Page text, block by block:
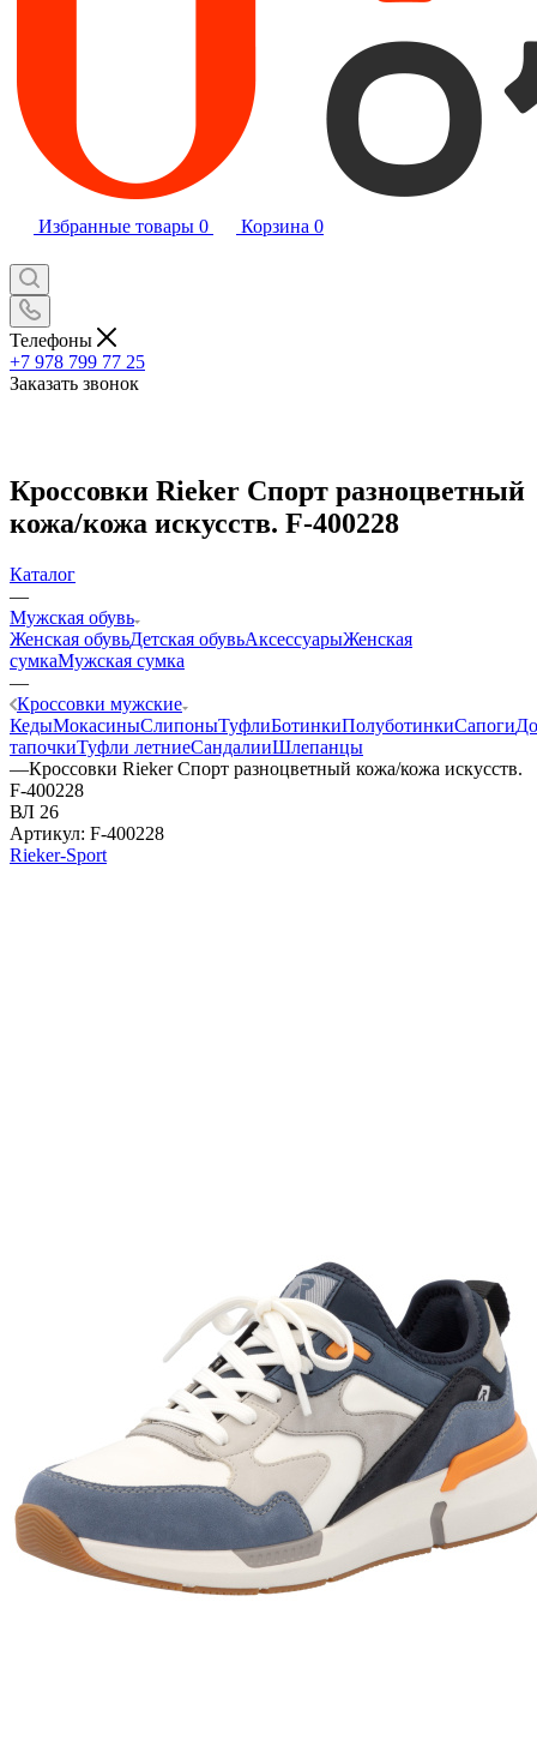
Избранные товары 0 Корзина 0
Телефоны
+7 978 799 77 25
Заказать звонок
Кроссовки Rieker Спорт разноцветный
кожа/кожа искусств. F-400228
Каталог
—
Мужская обувь
Женская обувьДетская обувьАксессуарыЖенская
сумкаМужская сумка
—
Кроссовки мужские
КедыМокасиныСлипоныТуфлиБотинкиПолуботинкиСапоги
тапочкиТуфли летниеСандалииШлепанцы
—Кроссовки Rieker Спорт разноцветный кожа/кожа искусств.
F-400228
ВЛ 26
Артикул: F-400228
Rieker-Sport